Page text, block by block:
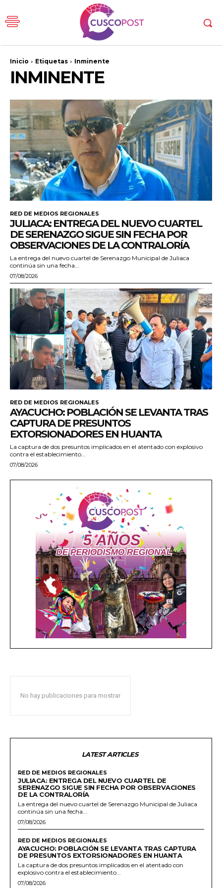
Inicio Etiquetas Inminente
INMINENTE
RED DE MEDIOS REGIONALES
JULIACA: ENTREGA DEL NUEVO CUARTEL
DE SERENAZGO SIGUE SIN FECHA POR
OBSERVACIONES DE LA CONTRALORÍA
La entrega del nuevo cuartel de Serenazgo Municipal de Juliaca
continúa sin una fecha...
07/08/2026
RED DE MEDIOS REGIONALES
AYACUCHO: POBLACIÓN SE LEVANTA TRAS
CAPTURA DE PRESUNTOS
EXTORSIONADORES EN HUANTA
La captura de dos presuntos implicados en el atentado con explosivo
contra el establecimiento...
07/08/2026
No hay publicaciones para mostrar
LATEST ARTICLES
RED DE MEDIOS REGIONALES
JULIACA: ENTREGA DEL NUEVO CUARTEL DE
SERENAZGO SIGUE SIN FECHA POR OBSERVACIONES
DE LA CONTRALORÍA
La entrega del nuevo cuartel de Serenazgo Municipal de Juliaca
continúa sin una fecha...
07/08/2026
RED DE MEDIOS REGIONALES
AYACUCHO: POBLACIÓN SE LEVANTA TRAS CAPTURA
DE PRESUNTOS EXTORSIONADORES EN HUANTA
La captura de dos presuntos implicados en el atentado con
explosivo contra el establecimiento...
07/08/2026